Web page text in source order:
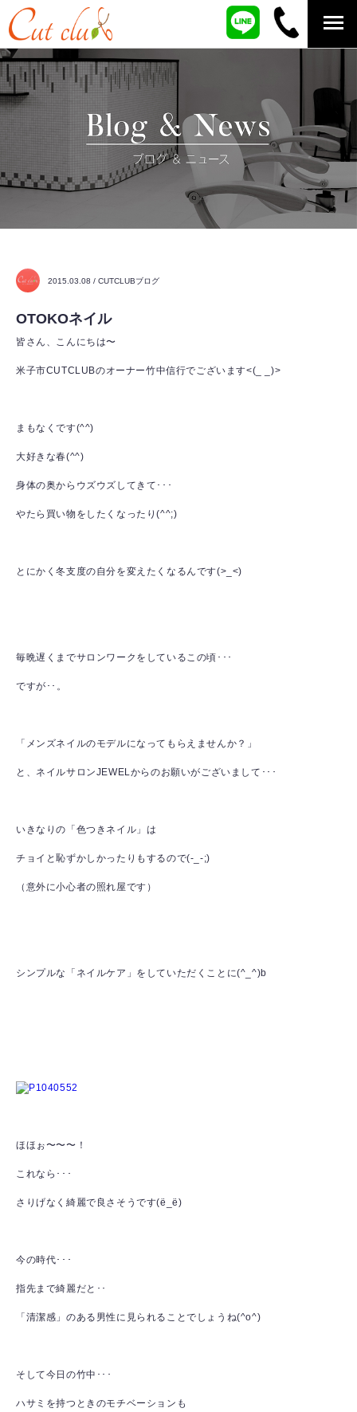
2015.03.08 / CUTCLUBブログ
OTOKOネイル
皆さん、こんにちは〜
米子市CUTCLUBのオーナー竹中信行でございます<(_ _)>
まもなくです(^^)
大好きな春(^^)
身体の奥からウズウズしてきて･･･
やたら買い物をしたくなったり(^^;)
とにかく冬支度の自分を変えたくなるんです(>_<)
毎晩遅くまでサロンワークをしているこの頃･･･
ですが･･。
「メンズネイルのモデルになってもらえませんか？」
と、ネイルサロンJEWELからのお願いがございまして･･･
いきなりの「色つきネイル」は
チョイと恥ずかしかったりもするので(-_-;)
（意外に小心者の照れ屋です）
シンプルな「ネイルケア」をしていただくことに(^_^)b
ほほぉ〜〜〜！
これなら･･･
さりげなく綺麗で良さそうです(ё_ё)
今の時代･･･
指先まで綺麗だと･･
「清潔感」のある男性に見られることでしょうね(^o^)
そして今日の竹中･･･
ハサミを持つときのモチベーションも